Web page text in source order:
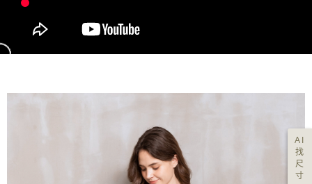
AI
找
尺
寸